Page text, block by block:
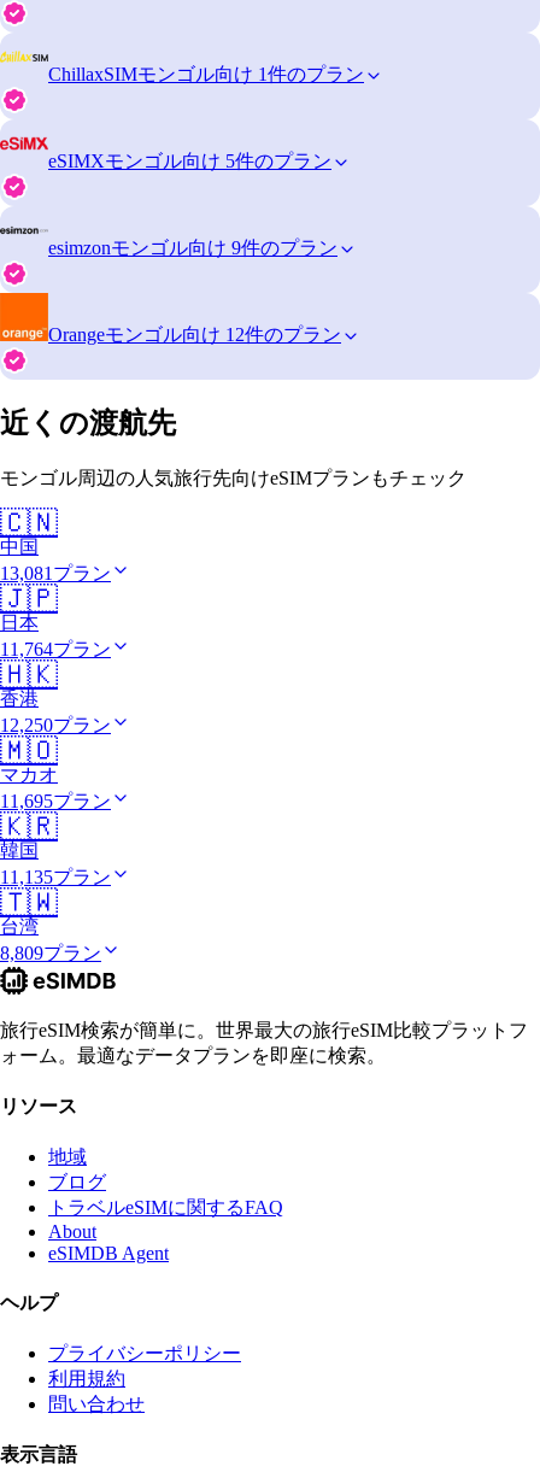
ChillaxSIMモンゴル向け 1件のプラン
eSIMXモンゴル向け 5件のプラン
esimzonモンゴル向け 9件のプラン
Orangeモンゴル向け 12件のプラン
近くの渡航先
モンゴル周辺の人気旅行先向けeSIMプランもチェック
🇨🇳
中国
13,081プラン
🇯🇵
日本
11,764プラン
🇭🇰
香港
12,250プラン
🇲🇴
マカオ
11,695プラン
🇰🇷
韓国
11,135プラン
🇹🇼
台湾
8,809プラン
旅行eSIM検索が簡単に。世界最大の旅行eSIM比較プラットフ
ォーム。最適なデータプランを即座に検索。
リソース
地域
ブログ
トラベルeSIMに関するFAQ
About
eSIMDB Agent
ヘルプ
プライバシーポリシー
利用規約
問い合わせ
表示言語